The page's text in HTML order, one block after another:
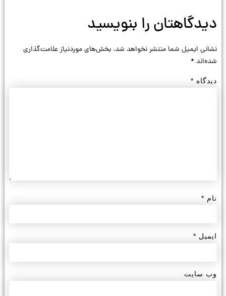
دیدگاهتان را بنویسید
نشانی ایمیل شما منتشر نخواهد شد. بخش‌های موردنیاز علامت‌گذاری
شده‌اند *
دیدگاه *
نام *
ایمیل *
وب‌ سایت